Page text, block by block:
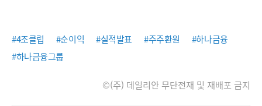
#4조클럽 #순이익 #실적발표 #주주환원
#하나금융
#하나금융그룹
©(주) 데일리안 무단전재 및 재배포 금지